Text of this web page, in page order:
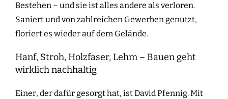
Bestehen – und sie ist alles andere als verloren.
Saniert und von zahlreichen Gewerben genutzt,
floriert es wieder auf dem Gelände.
Hanf, Stroh, Holzfaser, Lehm – Bauen geht
wirklich nachhaltig
Einer, der dafür gesorgt hat, ist David Pfennig. Mit